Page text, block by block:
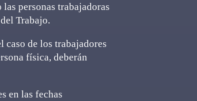
personas trabajadoras
Trabajo.
caso de los trabajadores
física, deberán
en las fechas